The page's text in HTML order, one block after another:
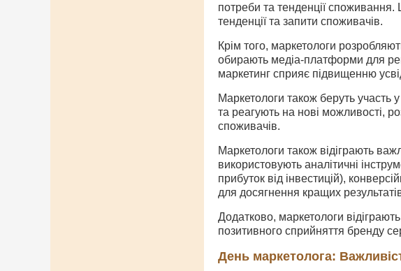
потреби та тенденції споживання.
тенденції та запити споживачів.
Крім того, маркетологи
обирають медіа-платформи для
маркетинг сприяє підвищенню
Маркетологи також беруть участь
та реагують на нові можливості,
споживачів.
Маркетологи також відіграють
використовують аналітичні
прибуток від інвестицій),
для досягнення кращих
Додатково, маркетологи
позитивного сприйняття бренду
День маркетолога: